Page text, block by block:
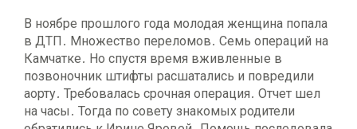
В ноябре прошлого года молодая женщина попала
в ДТП. Множество переломов. Семь операций на
Камчатке. Но спустя время вживленные в
позвоночник штифты расшатались и повредили
аорту. Требовалась срочная операция. Отчет шел
на часы. Тогда по совету знакомых родители